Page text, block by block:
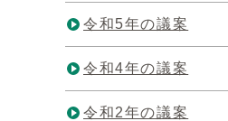
令和5年の議案
令和4年の議案
令和2年の議案